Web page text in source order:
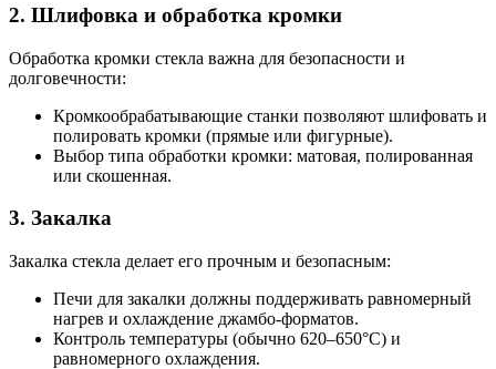
2. Шлифовка и обработка кромки
Обработка кромки стекла важна для безопасности и
долговечности:
Кромкообрабатывающие станки позволяют шлифовать и
полировать кромки (прямые или фигурные).
Выбор типа обработки кромки: матовая, полированная
или скошенная.
3. Закалка
Закалка стекла делает его прочным и безопасным:
Печи для закалки должны поддерживать равномерный
нагрев и охлаждение джамбо-форматов.
Контроль температуры (обычно 620–650°C) и
равномерного охлаждения.